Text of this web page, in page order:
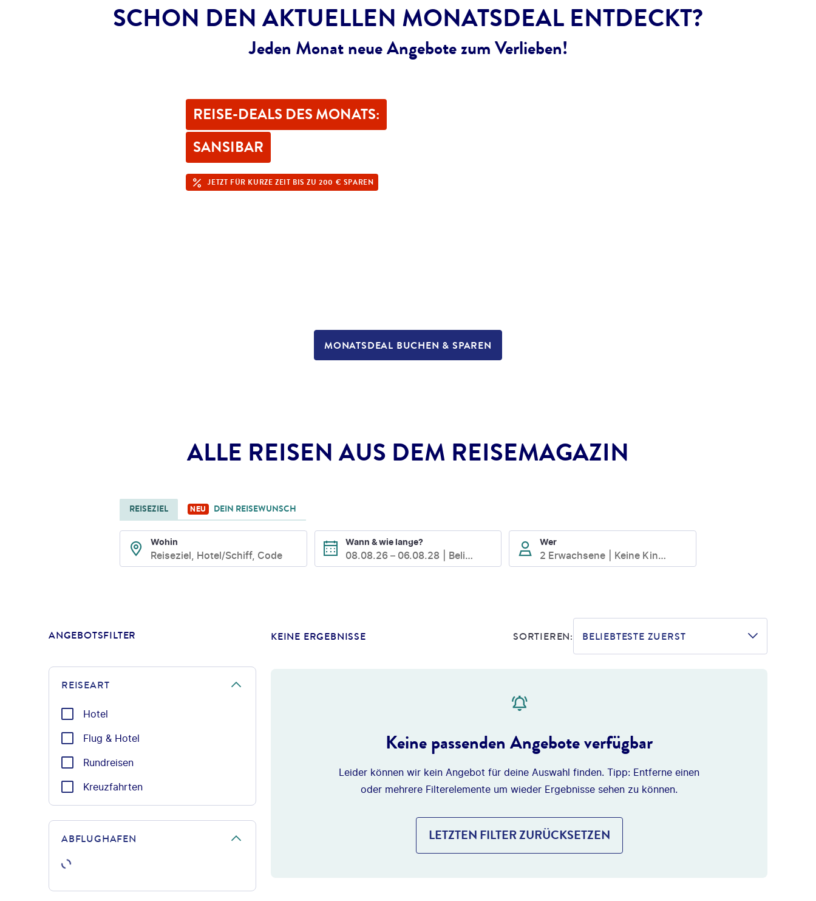
SCHON DEN AKTUELLEN MONATSDEAL ENTDECKT?
Jeden Monat neue Angebote zum Verlieben!
REISE-DEALS DES MONATS:
SANSIBAR
JETZT FÜR KURZE ZEIT BIS ZU 200 € SPAREN
MONATSDEAL BUCHEN & SPAREN
ALLE REISEN AUS DEM REISEMAGAZIN
REISEZIEL NEU DEIN REISEWUNSCH
Wohin
Reiseziel, Hotel/Schiff, Code
Wann & wie lange?
08.08.26– 06.08.28 Beliebig
Wer
2 Erwachsene Keine Kinder
ANGEBOTSFILTER
REISEART
Hotel
Flug & Hotel
Rundreisen
Kreuzfahrten
ABFLUGHAFEN
KEINE ERGEBNISSE SORTIEREN: BELIEBTESTE ZUERST
Keine passenden Angebote verfügbar
Leider können wir kein Angebot für deine Auswahl finden. Tipp: Entferne einen
oder mehrere Filterelemente um wieder Ergebnisse sehen zu können.
LETZTEN FILTER ZURÜCKSETZEN